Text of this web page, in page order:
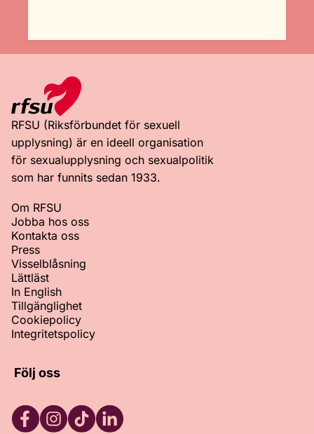
RFSU (Riksförbundet för sexuell
upplysning) är en ideell organisation
för sexualupplysning och sexualpolitik
som har funnits sedan 1933.
Om RFSU
Jobba hos oss
Kontakta oss
Press
Visselblåsning
Lättläst
In English
Tillgänglighet
Cookiepolicy
Integritetspolicy
Följ oss